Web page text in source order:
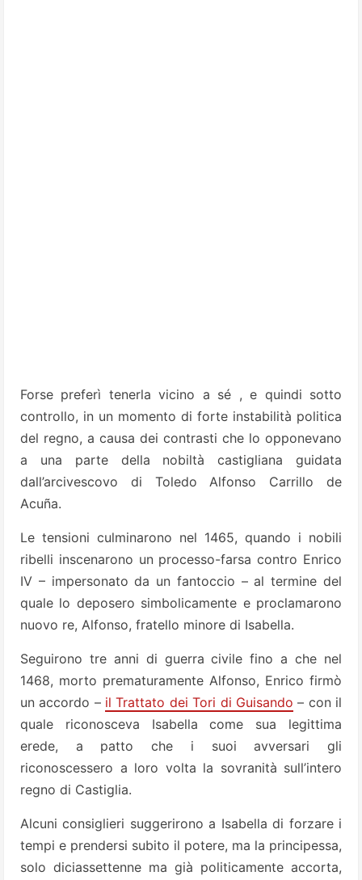
Forse preferì tenerla vicino a sé , e quindi sotto
controllo, in un momento di forte instabilità politica
del regno, a causa dei contrasti che lo opponevano
a una parte della nobiltà castigliana guidata
dall’arcivescovo di Toledo Alfonso Carrillo de
Acuña.
Le tensioni culminarono nel 1465, quando i nobili
ribelli inscenarono un processo-farsa contro Enrico
IV – impersonato da un fantoccio – al termine del
quale lo deposero simbolicamente e proclamarono
nuovo re, Alfonso, fratello minore di Isabella.
Seguirono tre anni di guerra civile fino a che nel
1468, morto prematuramente Alfonso, Enrico firmò
un accordo – il Trattato dei Tori di Guisando – con il
quale riconosceva Isabella come sua legittima
erede, a patto che i suoi avversari gli
riconoscessero a loro volta la sovranità sull’intero
regno di Castiglia.
Alcuni consiglieri suggerirono a Isabella di forzare i
tempi e prendersi subito il potere, ma la principessa,
solo diciassettenne ma già politicamente accorta,